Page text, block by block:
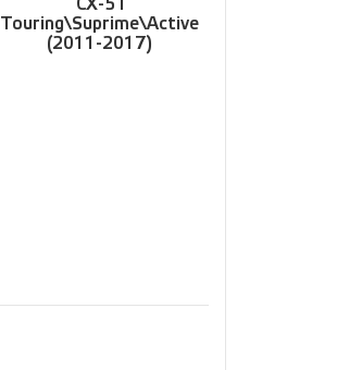
CX-5 I
Touring\Suprime\Active
(2011-2017)